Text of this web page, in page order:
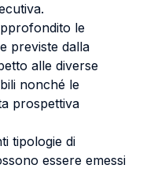
le
previste dalla
alle diverse
nonché le
prospettiva
tipologie di
essere emessi